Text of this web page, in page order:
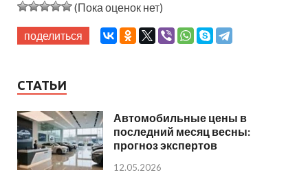
(Пока оценок нет)
поделиться
СТАТЬИ
Автомобильные цены в
последний месяц весны:
прогноз экспертов
12.05.2026